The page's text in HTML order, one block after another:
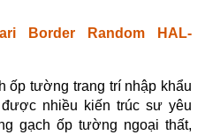
Border Random HAL-
ốp tường trang trí nhập khẩu
nhiều kiến trúc sư yêu
gạch ốp tường ngoại thất,